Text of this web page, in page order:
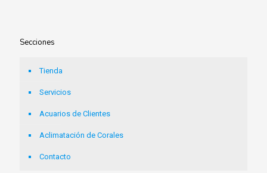
Secciones
Tienda
Servicios
Acuarios de Clientes
Aclimatación de Corales
Contacto